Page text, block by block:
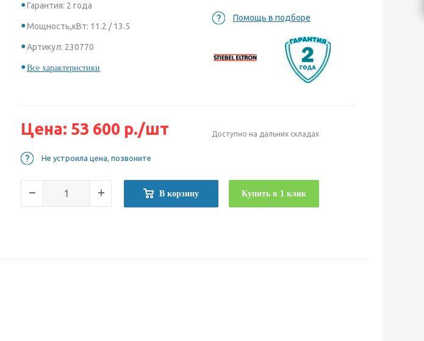
Гарантия: 2 года
Мощность,кВт: 11.2 / 13.5
Артикул: 230770
Все характеристики
Помощь в подборе
Цена: 53 600 р./шт Доступно на дальних складах
Не устроила цена, позвоните
В корзину Купить в 1 клик